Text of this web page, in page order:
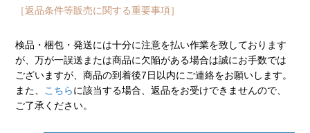
［返品条件等販売に関する重要事項］
検品・梱包・発送には十分に注意を払い作業を致しております
が、万が一誤送または商品に欠陥がある場合は誠にお手数では
ございますが、商品の到着後7日以内にご連絡をお願いします。
また、
こちらに該当する場合、返品をお受けできませんので、
ご了承ください。